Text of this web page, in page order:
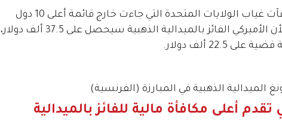
واللافت للنظر في قائمة المكافآت غياب الولايات المتحدة التي جاءت خارج قائمة أعلى 10 دول
مكافأة للرياضيين الأولمبيين، لأن الأميركي الفائز بالميدالية الذهبية سيحصل على 37.5 ألف دولار،
22.5 ألف دولار.
الميدالية الذهبية في المبارزة (الفرنسية)
أعلى مكافأة مالية للفائز بالميدالية